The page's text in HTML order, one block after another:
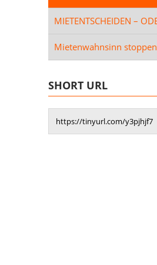
MIETENTSCHEIDEN –
Mietenwahnsinn
SHORT URL